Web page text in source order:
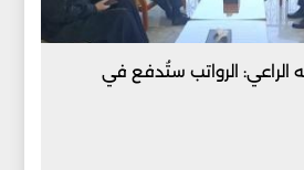
الراعي: الرواتب ستُدفع في